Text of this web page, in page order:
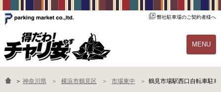
弊社駐車場のご契約者様へ
MENU
物件一覧 ご契約の流れ
＞ 神奈川県 横浜市鶴見区 市場東中 鶴見市場駅西口自転車駐車